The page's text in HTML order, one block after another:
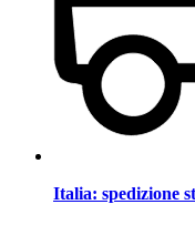
Italia: spedizione